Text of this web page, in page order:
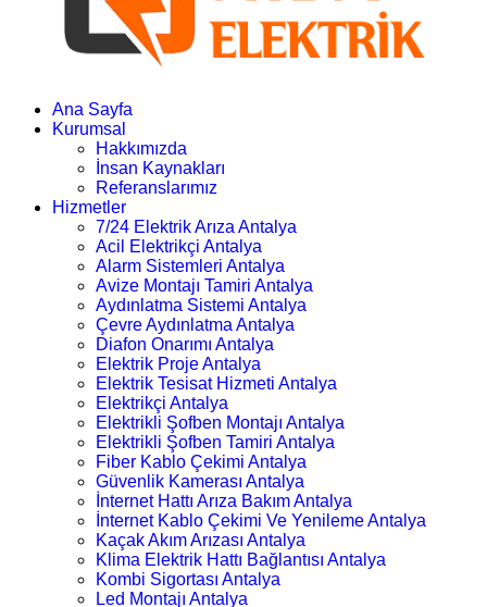
Ana Sayfa
Kurumsal
Hakkımızda
İnsan Kaynakları
Referanslarımız
Hizmetler
7/24 Elektrik Arıza Antalya
Acil Elektrikçi Antalya
Alarm Sistemleri Antalya
Avize Montajı Tamiri Antalya
Aydınlatma Sistemi Antalya
Çevre Aydınlatma Antalya
Diafon Onarımı Antalya
Elektrik Proje Antalya
Elektrik Tesisat Hizmeti Antalya
Elektrikçi Antalya
Elektrikli Şofben Montajı Antalya
Elektrikli Şofben Tamiri Antalya
Fiber Kablo Çekimi Antalya
Güvenlik Kamerası Antalya
İnternet Hattı Arıza Bakım Antalya
İnternet Kablo Çekimi Ve Yenileme Antalya
Kaçak Akım Arızası Antalya
Klima Elektrik Hattı Bağlantısı Antalya
Kombi Sigortası Antalya
Led Montajı Antalya